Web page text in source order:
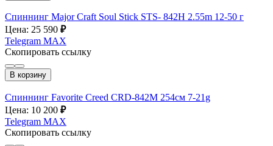
Спиннинг Major Craft Soul Stick STS- 842H 2.55m 12-50 г
Цена: 25 590 ₽
Telegram MAX
Скопировать ссылку
В корзину
Спиннинг Favorite Creed CRD-842M 254см 7-21g
Цена: 10 200 ₽
Telegram MAX
Скопировать ссылку